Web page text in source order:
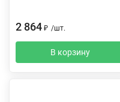
2 864 ₽ /шт.
В корзину